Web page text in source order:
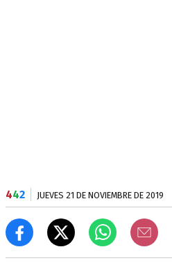
442 JUEVES 21 DE NOVIEMBRE DE 2019